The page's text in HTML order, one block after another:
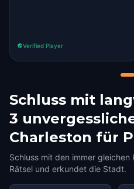
Verified Player
Schluss mit
3
Charleston für
Schluss mit den immer
Rätsel und erkundet die Stadt.